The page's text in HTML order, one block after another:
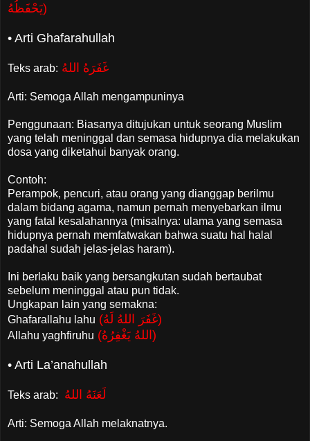
يَحْفَظُهُ)
• Arti Ghafarahullah
Teks arab: غَفَرَهُ اللهُ
Arti: Semoga Allah mengampuninya
Penggunaan: Biasanya ditujukan untuk seorang Muslim
yang telah meninggal dan semasa hidupnya dia melakukan
dosa yang diketahui banyak orang.
Contoh:
Perampok, pencuri, atau orang yang dianggap berilmu
dalam bidang agama, namun pernah menyebarkan ilmu
yang fatal kesalahannya (misalnya: ulama yang semasa
hidupnya pernah memfatwakan bahwa suatu hal halal
padahal sudah jelas-jelas haram).
Ini berlaku baik yang bersangkutan sudah bertaubat
sebelum meninggal atau pun tidak.
Ungkapan lain yang semakna:
Ghafarallahu lahu
(غَفَرَ اللهُ لَهُ)
Allahu yaghfiruhu (اللهُ يَغْفِرُهُ)
• Arti La’anahullah
Teks arab: لَعَنَهُ اللهُ
Arti: Semoga Allah melaknatnya.